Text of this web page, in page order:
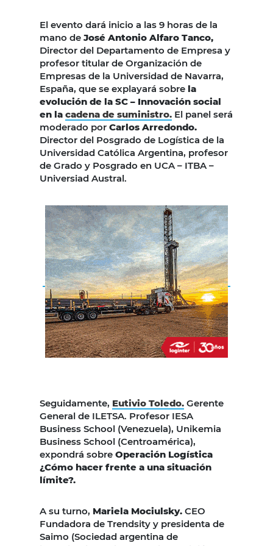
El evento dará inicio a las 9 horas de la
mano de José Antonio Alfaro Tanco,
Director del Departamento de Empresa y
profesor titular de Organización de
Empresas de la Universidad de Navarra,
España, que se explayará sobre la
evolución de la SC – Innovación social
en la cadena de suministro. El panel será
moderado por Carlos Arredondo.
Director del Posgrado de Logística de la
Universidad Católica Argentina, profesor
de Grado y Posgrado en UCA – ITBA –
Universiad Austral.
Seguidamente, Eutivio Toledo. Gerente
General de ILETSA. Profesor IESA
Business School (Venezuela), Unikemia
Business School (Centroamérica),
expondrá sobre Operación Logística
¿Cómo hacer frente a una situación
límite?.
A su turno, Mariela Mociulsky. CEO
Fundadora de Trendsity y presidenta de
Saimo (Sociedad argentina de